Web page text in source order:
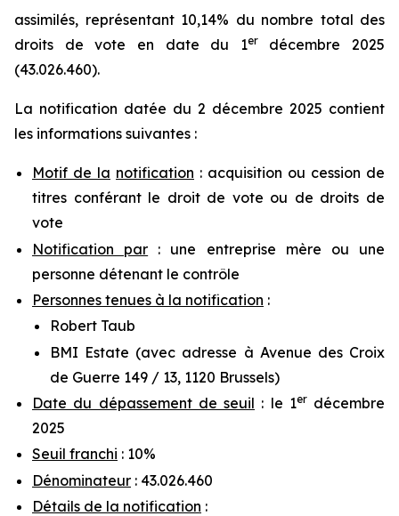
assimilés, représentant 10,14% du nombre total des
droits de vote en date du 1erdécembre 2025
(43.026.460).
La notification datée du 2 décembre 2025 contient
les informations suivantes :
Motif de la notification : acquisition ou cession de
titres conférant le droit de vote ou de droits de
vote
Notification par : une entreprise mère ou une
personne détenant le contrôle
Personnes tenues à la notification :
Robert Taub
BMI Estate (avec adresse à Avenue des Croix
de Guerre 149 / 13, 1120 Brussels)
Date du dépassement de seuil : le 1erdécembre
2025
Seuil franchi : 10%
Dénominateur : 43.026.460
Détails de la notification :